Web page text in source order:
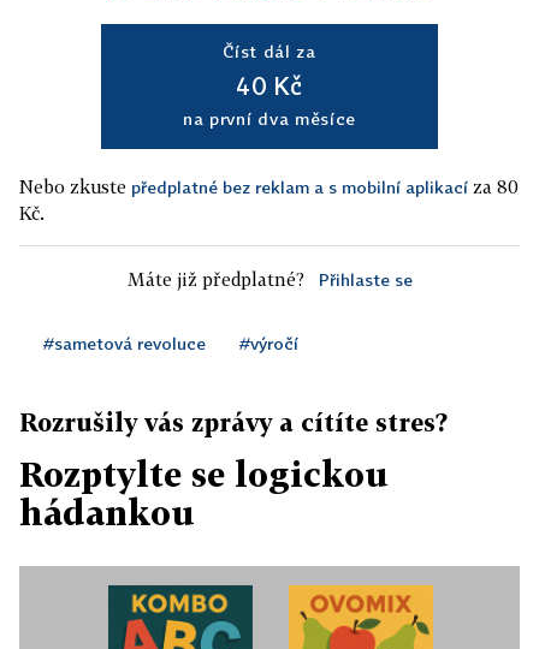
Číst dál za
40 Kč
na první dva měsíce
Nebo zkuste předplatné bez reklam a s mobilní aplikací za 80
Kč.
Máte již předplatné? Přihlaste se
#sametová revoluce #výročí
Rozrušily vás zprávy a cítíte stres?
Rozptylte se logickou
hádankou